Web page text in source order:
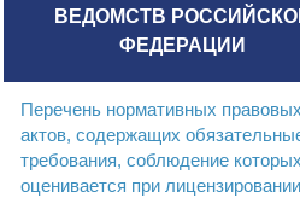
ВЕДОМСТВ
ФЕДЕРАЦИИ
Перечень нормативных правовых
актов, содержащих
требования, соблюдение которых
оценивается при лицензировании